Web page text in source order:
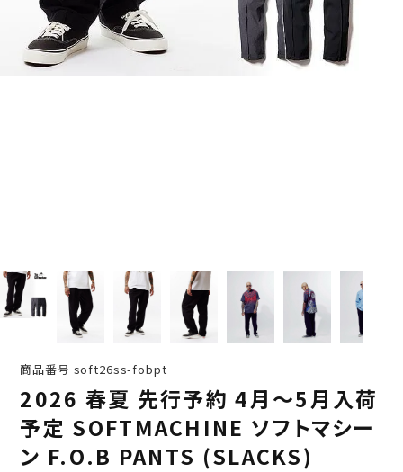
商品番号 soft26ss-fobpt
2026 春夏 先行予約 4月～5月入荷
予定 SOFTMACHINE ソフトマシー
ン F.O.B PANTS (SLACKS)